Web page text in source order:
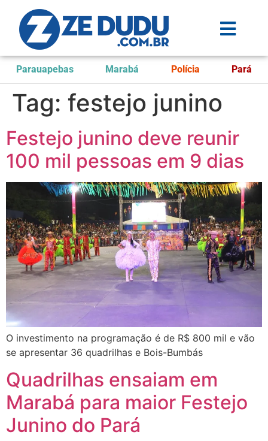
Parauapebas Marabá Polícia Pará
Tag: festejo junino
Festejo junino deve reunir
100 mil pessoas em 9 dias
O investimento na programação é de R$ 800 mil e vão
se apresentar 36 quadrilhas e Bois-Bumbás
Quadrilhas ensaiam em
Marabá para maior Festejo
Junino do Pará